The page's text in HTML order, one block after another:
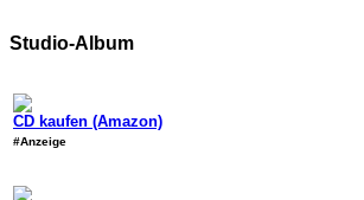
Studio-Album
CD kaufen (Amazon)
#Anzeige